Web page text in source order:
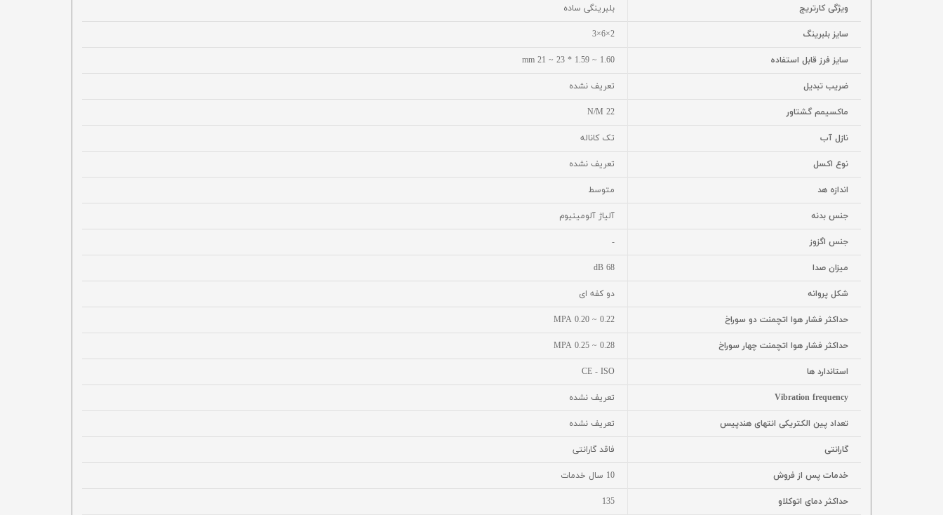
ویژگی کارتریج بلبرینگی ساده
سایز بلبرینگ 2×6×3
سایز فرز قابل استفاده 1.60 ~ 1.59 * 23 ~ 21 mm
ضریب تبدیل تعریف نشده
ماکسیمم گشتاور 22 N/M
نازل آب تک کاناله
نوع اکسل تعریف نشده
اندازه هد متوسط
جنس بدنه آلیاژ آلومینیوم
جنس اگزوز -
میزان صدا 68 dB
شکل پروانه دو کفه ای
حداکثر فشار هوا اتچمنت دو سوراخ 0.22 ~ 0.20 MPA
حداکثر فشار هوا اتچمنت چهار سوراخ 0.28 ~ 0.25 MPA
استاندارد ها CE - ISO
Vibration frequency تعریف نشده
تعداد پین الکتریکی انتهای هندپیس تعریف نشده
گارانتی فاقد گارانتی
خدمات پس از فروش 10 سال خدمات
حداکثر دمای اتوکلاو 135